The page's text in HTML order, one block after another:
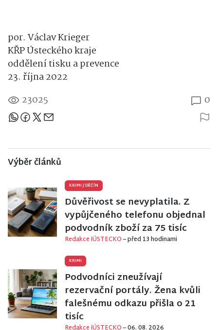
por. Václav Krieger
KŘP Ústeckého kraje
oddělení tisku a prevence
23. října 2022
23025
0
Sdílejte článek
Výběr článků
KRIMI /DĚČÍN
Důvěřivost se nevyplatila. Z
vypůjčeného telefonu objednal
podvodník zboží za 75 tisíc
Redakce iÚSTECKO– před 13 hodinami
KRIMI
Podvodníci zneužívají
rezervační portály. Žena kvůli
falešnému odkazu přišla o 21
tisíc